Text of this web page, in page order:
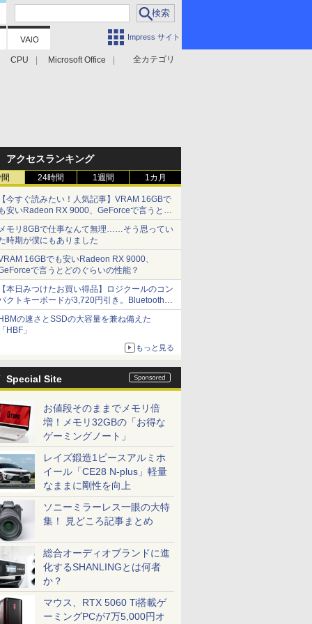
Impress サイト
全カテゴリ
CPU Microsoft Office
アクセスランキング
24時間 1週間 1カ月
今すぐ読みたい！人気記事】VRAM 16GBで
安いRadeon RX 9000、GeForceで言うとど
ぐらいの性能？ - PC Watch
モリ8GBで仕事なんて無理……そう思ってい
時期が僕にもありました
16GBでも安いRadeon RX 9000、
で言うとどのぐらいの性能？
本日みつけたお買い得品】ロジクールのコン
クトキーボードが3,720円引き。Bluetoothで3
接続対応
の速さとSSDの大容量を兼ね備えた
HBF」
もっと見る
Special Site
お値段そのままでメモリ倍
増！メモリ32GBの「お得な
ゲーミングノート」
レイズ鍛造1ピースアルミホ
イール「CE28 N-plus」軽量
なままに剛性を向上
ソニーミラーレス一眼の大特
集！ 見どころ記事まとめ
総合オーディオブランドに進
化するSHANLINGとは何者
か？
マウス、RTX 5060 Ti搭載ゲ
ーミングPCが7万5,000円オ